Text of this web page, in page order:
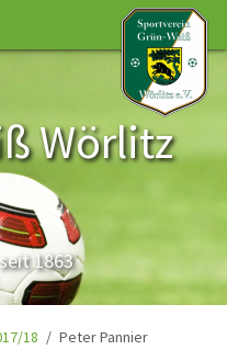
Wörlitz
1863
18 Peter Pannier